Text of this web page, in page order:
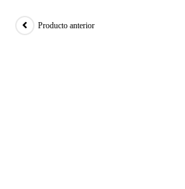
Producto anterior